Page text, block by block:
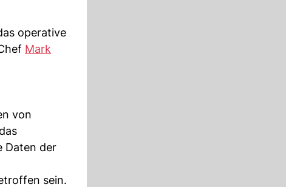
operative
Mark
von
Daten der
sein.